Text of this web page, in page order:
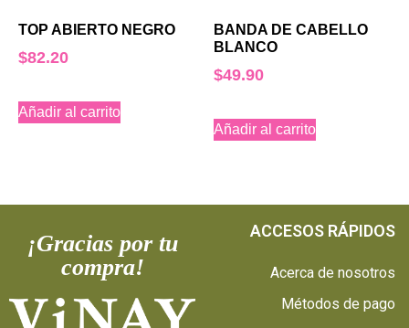
TOP ABIERTO NEGRO
$82.20
Añadir al carrito
BANDA DE CABELLO
BLANCO
$49.90
Añadir al carrito
¡Gracias por tu
compra!
ACCESOS RÁPIDOS
Acerca de nosotros
Métodos de pago